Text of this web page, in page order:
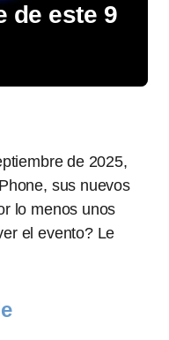
de este 9
de 2025,
sus nuevos
lo menos unos
el evento? Le